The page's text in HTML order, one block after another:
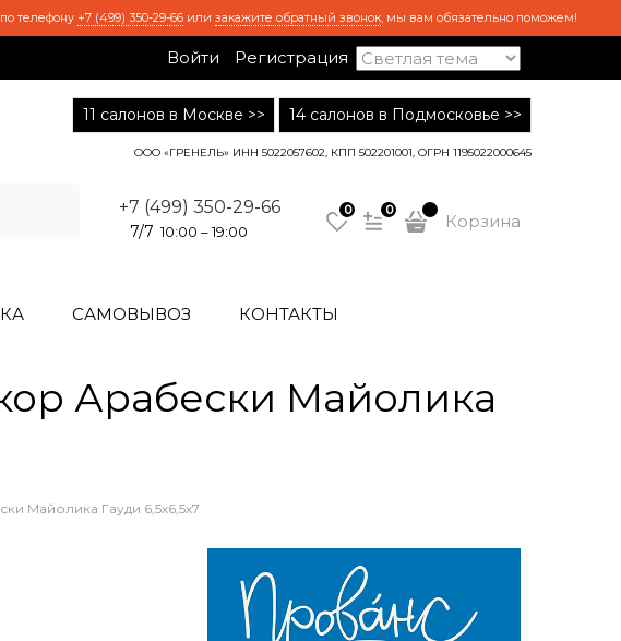
телефону +7 (499) 350-29-66 или закажите обратный звонок, мы вам обязательно поможем!
Войти Регистрация
11 салонов в Москве >> 14 салонов в Подмосковье >>
ООО «ГРЕНЕЛЬ» ИНН 5022057602, КПП 502201001, ОГРН 1195022000645
+7 (499) 350-29-66
7/7 10:00 – 19:00
0 0
Корзина
САМОВЫВОЗ КОНТАКТЫ
Арабески Майолика
Майолика Гауди 6,5х6,5х7